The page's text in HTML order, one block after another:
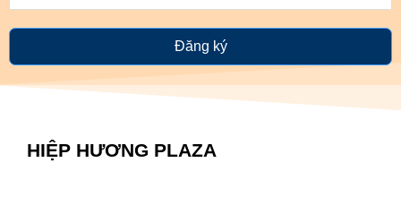
Đăng ký
HIỆP HƯƠNG PLAZA